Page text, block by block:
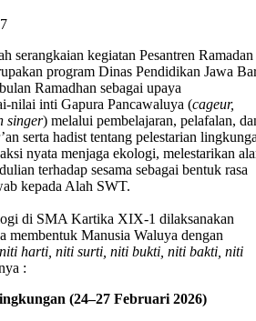
serangkaian kegiatan Pesantren Ramadan
program Dinas Pendidikan Jawa
Ramadhan sebagai upaya
nilai inti Gapura Pancawaluya (cageur,
singer) melalui pembelajaran, pelafalan,
serta hadist tentang pelestarian
nyata menjaga ekologi, melestarikan
terhadap sesama sebagai bentuk rasa
kepada Alah SWT.
di SMA Kartika XIX-1 dilaksanakan
membentuk Manusia Waluya dengan
niti harti, niti surti, niti bukti, niti bakti, niti
:
(24–27 Februari 2026)